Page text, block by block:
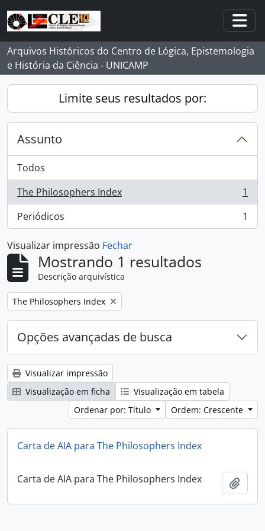
Skip to main content
Arquivos Históricos do Centro de Lógica, Epistemologia
e História da Ciência - UNICAMP
Limite seus resultados por:
Assunto
Todos
The Philosophers Index
, 1 resultados
1
Periódicos
, 1 resultados 1
Visualizar impressão Fechar
Mostrando 1 resultados
Descrição arquivística
Remover filtro:
The Philosophers Index
Opções avançadas de busca
Visualizar impressão
Visualização em ficha
Visualização em tabela
Ordenar por: Título
Ordem: Crescente
Carta de AIA para The Philosophers Index
Carta de AIA para The Philosophers Index